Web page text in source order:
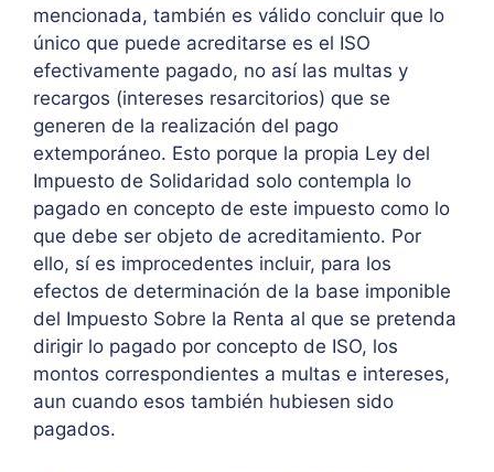
mencionada, también es válido concluir que lo
único que puede acreditarse es el ISO
efectivamente pagado, no así las multas y
recargos (intereses resarcitorios) que se
generen de la realización del pago
extemporáneo. Esto porque la propia Ley del
Impuesto de Solidaridad solo contempla lo
pagado en concepto de este impuesto como lo
que debe ser objeto de acreditamiento. Por
ello, sí es improcedentes incluir, para los
efectos de determinación de la base imponible
del Impuesto Sobre la Renta al que se pretenda
dirigir lo pagado por concepto de ISO, los
montos correspondientes a multas e intereses,
aun cuando esos también hubiesen sido
pagados.